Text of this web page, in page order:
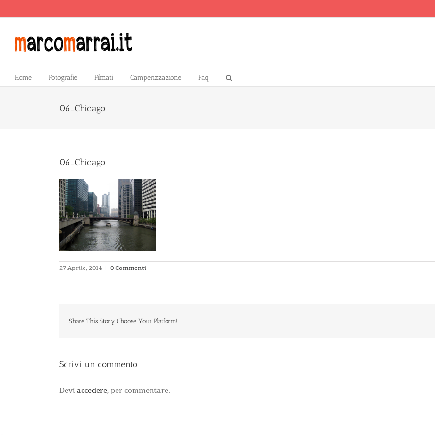
Home Fotografie Filmati Camperizzazione Faq
06_Chicago
06_Chicago
27 Aprile, 2014 | 0 Commenti
Share This Story, Choose Your Platform!
Scrivi un commento
Devi accedere, per commentare.